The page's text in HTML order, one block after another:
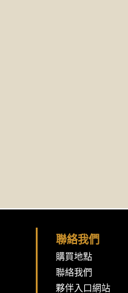
聯絡我們
購買地點
聯絡我們
夥伴入口網站